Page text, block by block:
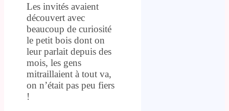
Les invités avaient
découvert avec
beaucoup de curiosité
le petit bois dont on
leur parlait depuis des
mois, les gens
mitraillaient à tout va,
on n’était pas peu fiers
!